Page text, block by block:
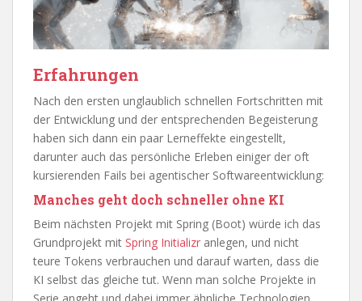
Erfahrungen
Nach den ersten unglaublich schnellen Fortschritten mit
der Entwicklung und der entsprechenden Begeisterung
haben sich dann ein paar Lerneffekte eingestellt,
darunter auch das persönliche Erleben einiger der oft
kursierenden Fails bei agentischer Softwareentwicklung:
Manches geht doch schneller ohne KI
Beim nächsten Projekt mit Spring (Boot) würde ich das
Grundprojekt mit Spring Initializr anlegen, und nicht
teure Tokens verbrauchen und darauf warten, dass die
KI selbst das gleiche tut. Wenn man solche Projekte in
Serie angeht und dabei immer ähnliche Technologien